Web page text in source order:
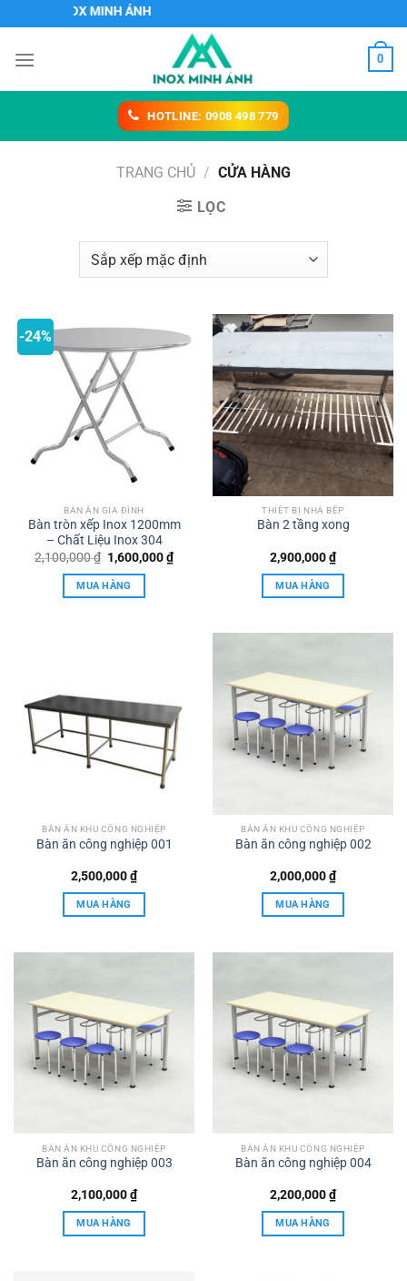
đến
nội
MINH ÁNH
0
HOTLINE: 0908 498 779
TRANG CHỦ / CỬA HÀNG
LỌC
-24%
BÀN ĂN GIA ĐÌNH
Bàn tròn xếp Inox 1200mm
– Chất Liệu Inox 304
2,100,000₫ Giá
gốc
là:
2,100,000 ₫.
1,600,000₫Giá
hiện
MUA HÀNG
THIẾT BỊ NHÀ BẾP
Bàn 2 tầng xong
2,900,000₫
MUA HÀNG
BÀN ĂN KHU CÔNG NGHIỆP
Bàn ăn công nghiệp 001
2,500,000₫
MUA HÀNG
BÀN ĂN KHU CÔNG NGHIỆP
Bàn ăn công nghiệp 002
2,000,000₫
MUA HÀNG
BÀN ĂN KHU CÔNG NGHIỆP
Bàn ăn công nghiệp 003
2,100,000₫
MUA HÀNG
BÀN ĂN KHU CÔNG NGHIỆP
Bàn ăn công nghiệp 004
2,200,000₫
MUA HÀNG